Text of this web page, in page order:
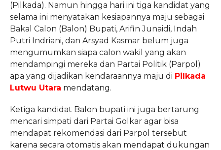
(Pilkada). Namun hingga hari ini tiga kandidat yang
selama ini menyatakan kesiapannya maju sebagai
Bakal Calon (Balon) Bupati, Arifin Junaidi, Indah
Putri Indriani, dan Arsyad Kasmar belum juga
mengumumkan siapa calon wakil yang akan
mendampingi mereka dan Partai Politik (Parpol)
apa yang dijadikan kendaraannya maju di Pilkada
Lutwu Utara mendatang.
Ketiga kandidat Balon bupati ini juga bertarung
mencari simpati dari Partai Golkar agar bisa
mendapat rekomendasi dari Parpol tersebut
karena secara otomatis akan mendapat dukungan